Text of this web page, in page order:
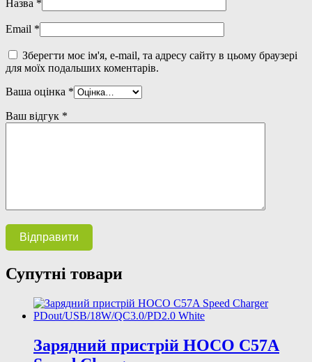
Назва *
Email *
Зберегти моє ім'я, e-mail, та адресу сайту в цьому браузері
для моїх подальших коментарів.
Ваша оцінка *
Ваш відгук *
Супутні товари
Зарядний пристрій HOCO C57A